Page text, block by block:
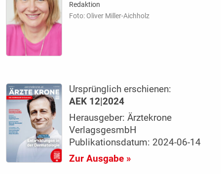
Redaktion
Foto: Oliver Miller-Aichholz
Ursprünglich erschienen:
AEK 12|2024
Herausgeber: Ärztekrone
VerlagsgesmbH
Publikationsdatum: 2024-06-14
Zur Ausgabe »